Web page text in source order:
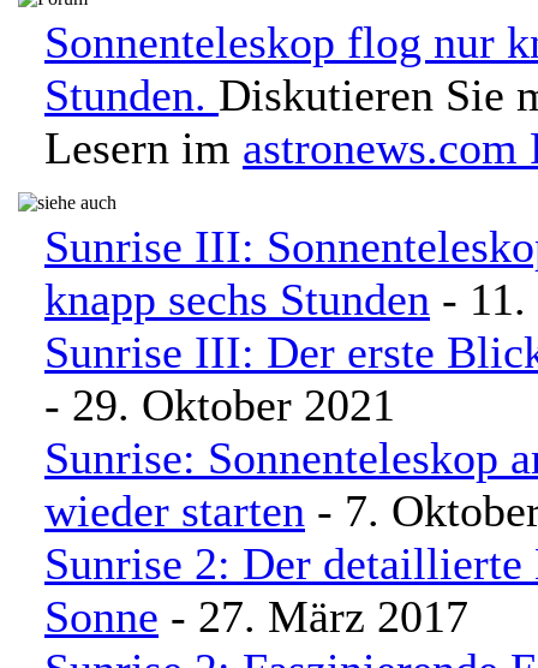
Sonnenteleskop flog nur
Stunden. Diskutieren Sie
Lesern im astronews.com
Sunrise III:
knapp sechs Stunden -
Sunrise III: Der erste
- 29. Oktober 2021
Sunrise: Sonnenteleskop
wieder starten - 7.
Sunrise 2: Der
Sonne - 27. März 2017